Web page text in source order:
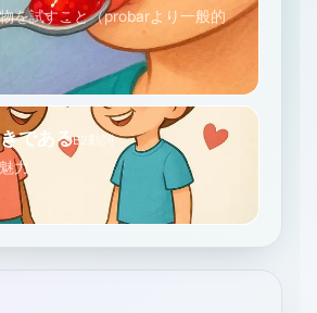
を試すこと（probarより一般的
であるB2 動詞
力